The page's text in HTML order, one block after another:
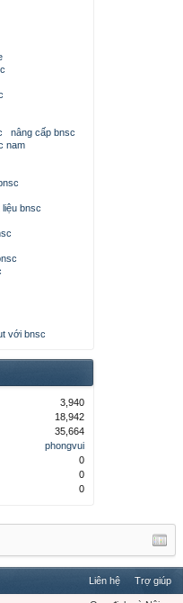
nâng cấp bnsc
nam
bnsc
với bnsc
3,940
18,942
35,664
phongvui
0
0
0
Liên hệ Trợ giúp